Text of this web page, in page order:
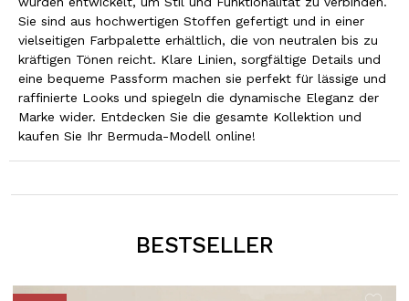
Sie sind aus hochwertigen Stoffen gefertigt und in einer
vielseitigen Farbpalette erhältlich, die von neutralen bis zu
kräftigen Tönen reicht. Klare Linien, sorgfältige Details und
eine bequeme Passform machen sie perfekt für lässige und
raffinierte Looks und spiegeln die dynamische Eleganz der
Marke wider. Entdecken Sie die gesamte Kollektion und
kaufen Sie Ihr Bermuda-Modell online!
BESTSELLER